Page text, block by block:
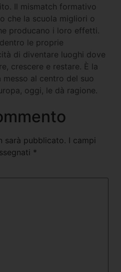
Il mismatch formativo
che la scuola migliori o
producano i loro effetti.
le proprie
di diventare luoghi dove
crescere e restare. È la
al centro del suo
oggi, le dà ragione.
sarà pubblicato. I campi
*